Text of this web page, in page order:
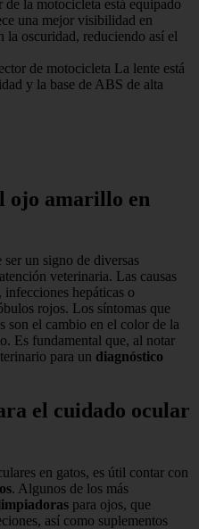
la motocicleta está equipado
una mejor visibilidad en
la oscuridad, reduciendo así el
de motocicleta La lente está
y la base de ABS de alta
ojo amarillo en
ser un signo de diversas
veterinaria. Las causas
, infecciones hepáticas o
rojos. Los síntomas que
son el cambio en el color de la
Es fundamental que, al notar
para un diagnóstico
el cuidado ocular
en gatos, es útil contar con
. Algunos de los más
para ojos, que
así como suplementos